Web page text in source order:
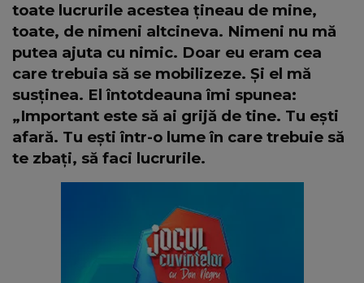
toate lucrurile acestea țineau de mine,
toate, de nimeni altcineva. Nimeni nu mă
putea ajuta cu nimic. Doar eu eram cea
care trebuia să se mobilizeze. Și el mă
susținea. El întotdeauna îmi spunea:
„Important este să ai grijă de tine. Tu ești
afară. Tu ești într-o lume în care trebuie să
te zbați, să faci lucrurile.